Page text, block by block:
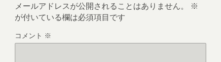
メールアドレスが公開されることはありません。
※
が付いている欄は必須項目です
コメント ※